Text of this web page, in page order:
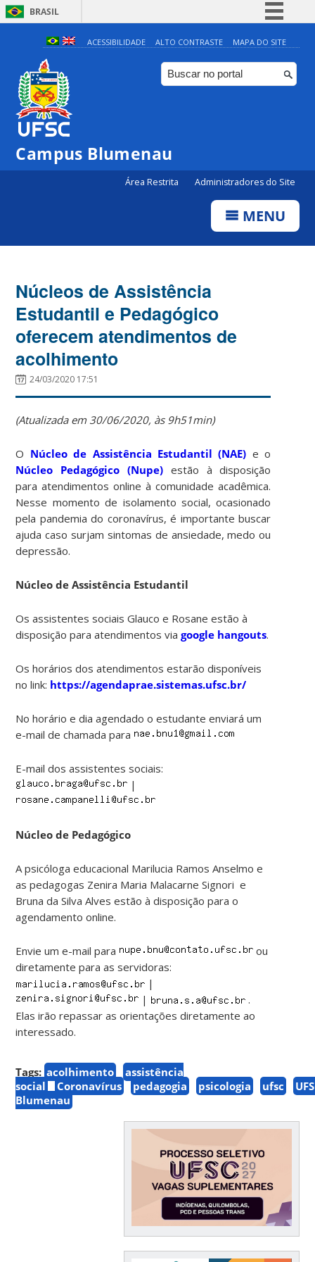
BRASIL
Simplifique!
Comunica BR
Participe
ACESSIBILIDADE ALTO CONTRASTE MAPA DO SITE
Campus Blumenau
Área Restrita Administradores do Site
MENU
Núcleos de Assistência
Estudantil e Pedagógico
oferecem atendimentos de
acolhimento
24/03/2020 17:51
(Atualizada em 30/06/2020, às 9h51min)
O Núcleo de Assistência Estudantil (NAE) e o
Núcleo Pedagógico (Nupe)estão à disposição
para atendimentos online à comunidade acadêmica.
Nesse momento de isolamento social, ocasionado
pela pandemia do coronavírus, é importante buscar
ajuda caso surjam sintomas de ansiedade, medo ou
depressão.
Núcleo de Assistência Estudantil
Os assistentes sociais Glauco e Rosane estão à
disposição para atendimentos viagoogle hangouts.
Os horários dos atendimentos estarão disponíveis
no link: https://agendaprae.sistemas.ufsc.br/
No horário e dia agendado o estudante enviará um
e-mail de chamada para
E-mail dos assistentes sociais:
|
Núcleo de Pedagógico
A psicóloga educacional Marilucia Ramos Anselmo e
as pedagogas Zenira Maria Malacarne Signori e
Bruna da Silva Alves estão à disposição para o
agendamento online.
Envie um e-mail para
ou
diretamente para as servidoras:
|
|
.
Elas irão repassar as orientações diretamente ao
interessado.
Tags: acolhimento
assistência
social
Coronavírus pedagogia psicologia ufsc
Blumenau